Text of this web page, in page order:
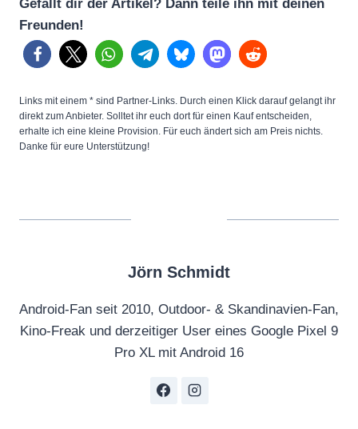
Gefällt dir der Artikel? Dann teile ihn mit deinen
Freunden!
Links mit einem * sind Partner-Links. Durch einen Klick darauf gelangt ihr
direkt zum Anbieter. Solltet ihr euch dort für einen Kauf entscheiden,
erhalte ich eine kleine Provision. Für euch ändert sich am Preis nichts.
Danke für eure Unterstützung!
Jörn Schmidt
Android-Fan seit 2010, Outdoor- & Skandinavien-Fan,
Kino-Freak und derzeitiger User eines Google Pixel 9
Pro XL mit Android 16